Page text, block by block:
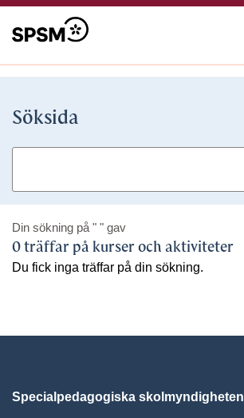
Söksida
Din sökning på " " gav
0 träffar på kurser och aktiviteter
Du fick inga träffar på din sökning.
Specialpedagogiska skolmyndigheten